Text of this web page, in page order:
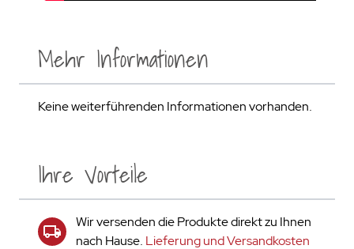
Ihre Vorteile
Wir versenden die Produkte direkt zu Ihnen
nach Hause. Lieferung und Versandkosten
Mehr Informationen
Keine weiterführenden Informationen vorhanden.